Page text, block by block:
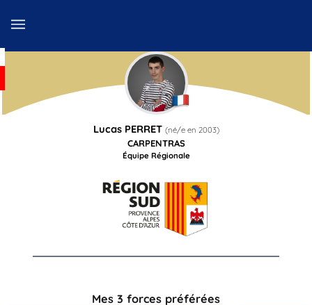
Lucas PERRET (né/e en 2003)
CARPENTRAS
Équipe Régionale
Mes 3 forces préférées